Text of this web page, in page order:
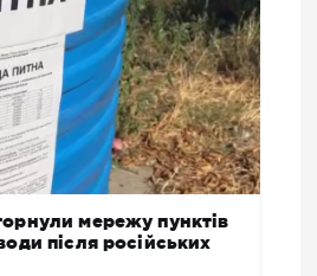
мережу пунктів
після російських